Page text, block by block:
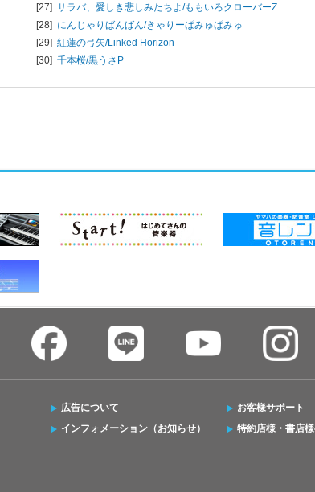
[27] サラバ、愛しき悲しみたちよ/ももいろクローバーZ
[28] にんじゃりばんばん/きゃりーぱみゅぱみゅ
[29] 紅蓮の弓矢/Linked Horizon
[30] 千本桜/黒うさP
広告について
インフォメーション（お知らせ）
お客様サポート
特約店様・書店